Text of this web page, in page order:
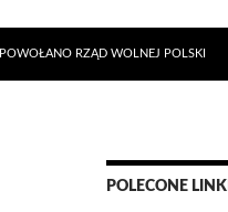
POWOŁANO RZĄD WOLNEJ POLSKI
POLECONE LINKI